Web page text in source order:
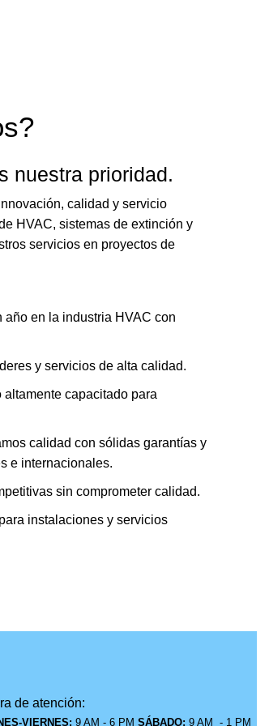
nuestra prioridad.
calidad y servicio
HVAC, sistemas de extinción y
servicios en proyectos de
año en la industria HVAC con
y servicios de alta calidad.
altamente capacitado para
calidad con sólidas garantías y
e internacionales.
sin comprometer calidad.
instalaciones y servicios
de atención:
VIERNES: 9 AM - 6 PM SÁBADO: 9 AM - 1 PM